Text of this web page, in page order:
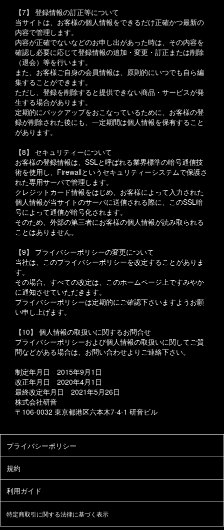
【7】 登録情報の訂正等について
当サイトは、お客様の個人情報をできるだけ正確かつ最新の
内容で管理します。
内容が正確でないなどのお申し出があった時は、その内容を
確認し必要に応じて登録情報の追加・変更・訂正または削除
（退会）等を行います。
また、お客様ご自身の会員情報は、原則的にいつでも自ら編
集することができます。
ただし、登録を削除すると提供できない商品・サービスが発
生する場合があります。
定期的にバックアップをおこなっているために、お客様の登
録が削除された後にも、一定期間は個人情報を保有すること
があります。
【8】 セキュリティーについて
お客様の登録情報は、SSLと呼ばれる業界標準の暗号通信技
術を使用し、Firewallというセキュリティーシステムで保護さ
れた専用サーバで管理します。
クレジットカード情報をはじめ、お客様によって入力された
個人情報が当サイトのサーバに送信される際に、このSSL暗
号によって通信が暗号化されます。
そのため、外部の第三者にお客様の個人情報が読み取られる
ことはありません。
【9】 プライバシーポリシーの変更について
当社は、このプライバシーポリシーを改定することがありま
す。
その場合、すべての改定は、このホームページ上ですみやか
に通知させていただきます。
プライバシーポリシーは定期的にご確認下さいますようお願
い申し上げます。
【10】 個人情報の取扱いに関するお問合せ
プライバシーポリシーおよび個人情報の取扱いに関してご質
問などがある場合は、お問い合わせよりご連絡下さい。
制定年月日 2015年9月1日
改正年月日 2020年4月1日
最終改定年月日 2021年5月26日
株式会社研音
〒106-0032 東京都港区六本木7-4-1 研音ビル
特定商取引に関する法律に基づく表示